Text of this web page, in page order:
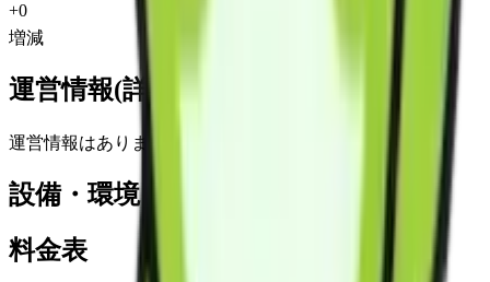
+0
増減
運営情報(詳細)
運営情報はありません
設備・環境
料金表